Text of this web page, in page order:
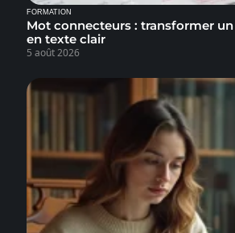
FORMATION
Mot connecteurs : transformer
en texte clair
5 août 2026